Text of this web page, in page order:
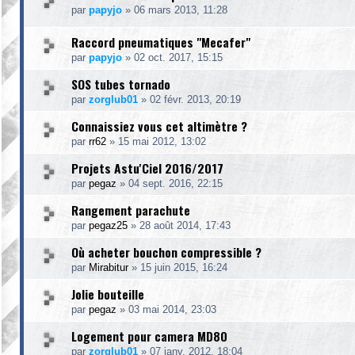
par papyjo » 06 mars 2013, 11:28
Raccord pneumatiques "Mecafer"
par papyjo » 02 oct. 2017, 15:15
SOS tubes tornado
par zorglub01 » 02 févr. 2013, 20:19
Connaissiez vous cet altimètre ?
par rr62 » 15 mai 2012, 13:02
Projets Astu'Ciel 2016/2017
par pegaz » 04 sept. 2016, 22:15
Rangement parachute
par pegaz25 » 28 août 2014, 17:43
Où acheter bouchon compressible ?
par Mirabitur» 15 juin 2015, 16:24
Jolie bouteille
par pegaz » 03 mai 2014, 23:03
Logement pour camera MD80
par zorglub01 » 07 janv. 2012, 18:04